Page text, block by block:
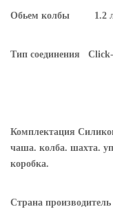
Обьем колбы 1.2
Тип соединения
Комплектация
чаша. колба. шахта.
коробка.
Страна производитель